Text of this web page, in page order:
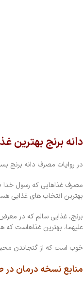
دانه برنج بهترین
در روایات مصرف دانه برنج
مصرف غذاهایی که رسول خدا
بهترین انتخاب های غذایی
برنج، غذایی سالم که در
علیهما، بهترین غذاهاست
خوب است که از گنجاندن
منابع نسخه درمان